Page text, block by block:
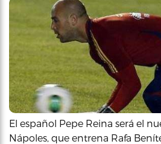
El español Pepe Reina será el
Nápoles, que entrena Rafa